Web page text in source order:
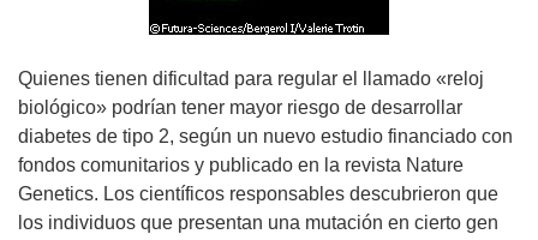
Quienes tienen dificultad para regular el llamado «reloj
biológico» podrían tener mayor riesgo de desarrollar
diabetes de tipo 2, según un nuevo estudio financiado con
fondos comunitarios y publicado en la revista Nature
Genetics. Los científicos responsables descubrieron que
los individuos que presentan una mutación en cierto gen